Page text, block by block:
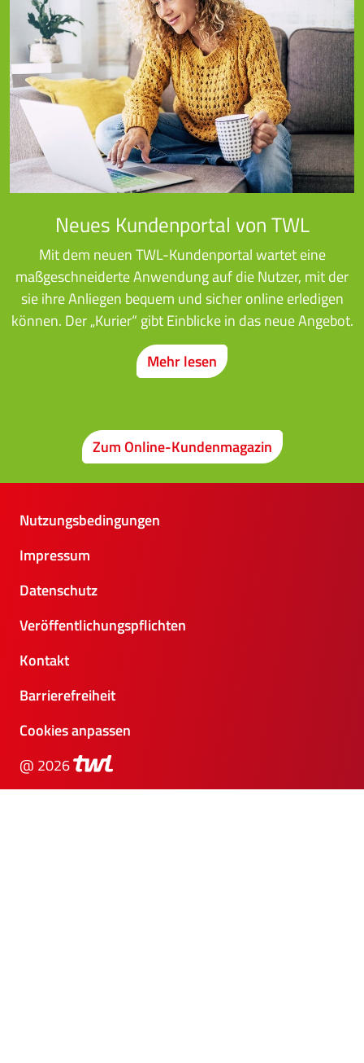
Neues Kundenportal von TWL
Mit dem neuen TWL-Kundenportal wartet eine
maßgeschneiderte Anwendung auf die Nutzer, mit der
sie ihre Anliegen bequem und sicher online erledigen
können. Der „Kurier“ gibt Einblicke in das neue Angebot.
Mehr lesen
Zum Online-Kundenmagazin
Nutzungsbedingungen
Impressum
Datenschutz
Veröffentlichungspflichten
Kontakt
Barrierefreiheit
Cookies anpassen
@ 2026